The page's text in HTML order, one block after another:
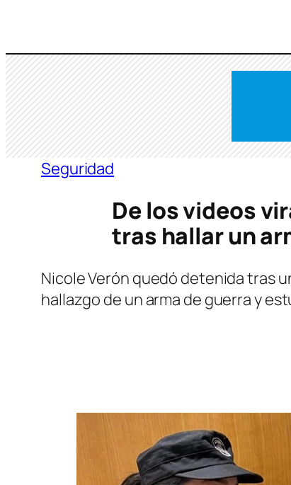
contenido
Seguridad
De los videos
tras hallar un
Nicole Verón quedó detenida tras
hallazgo de un arma de guerra y